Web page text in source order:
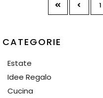
1
CATEGORIE
Estate
Idee Regalo
Cucina